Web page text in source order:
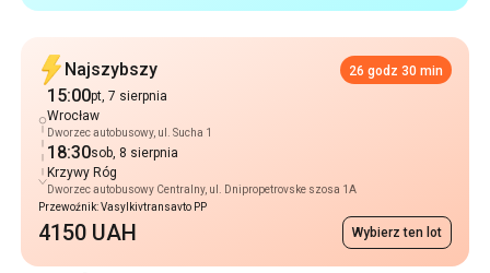
sob, 8 sierpnia
Krzywy Róg
Dworzec autobusowy Centralny, ul. Dnipropetrovske szosa 1A
Przewoźnik: Vasylkivtransavto PP
4150 UAH
Popularne Trasy